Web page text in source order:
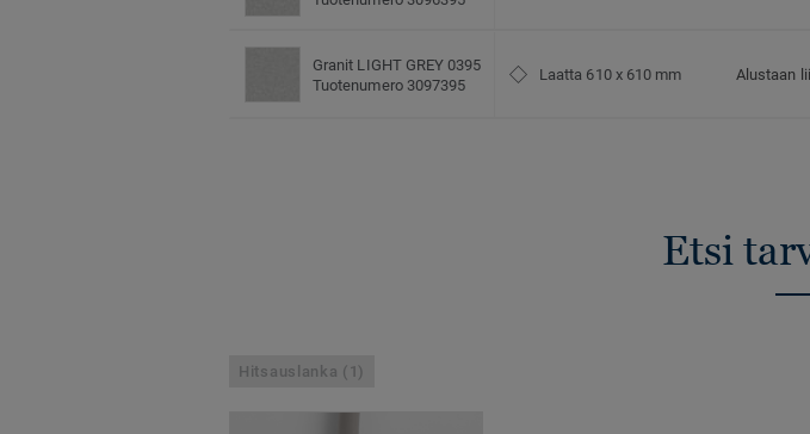
Granit LIGHT GREY 0395
Tuotenumero 3097395
Laatta 610 x 610 mm Alustaan
Etsi
Hitsauslanka (1)